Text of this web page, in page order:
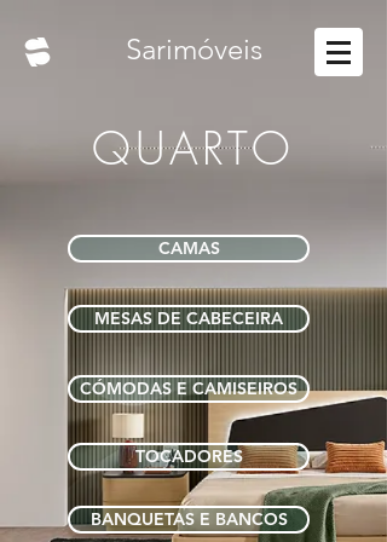
Sarimóveis
QUARTO
CAMAS
MESAS DE CABECEIRA
CÓMODAS E CAMISEIROS
TOCADORES
BANQUETAS E BANCOS